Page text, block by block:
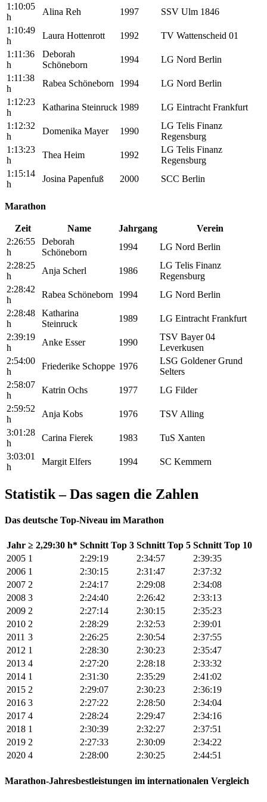
1:10:05
h
Alina Reh 1997
SSV Ulm 1846
1:10:49
h
Laura Hottenrott 1992
TV Wattenscheid 01
1:11:36
h
Deborah
Schöneborn
1994
LG Nord Berlin
1:11:38
h
Rabea Schöneborn 1994
LG Nord Berlin
1:12:23
h
Katharina Steinruck 1989
LG Eintracht Frankfurt
1:12:32
h
Domenika Mayer 1990
LG Telis Finanz
Regensburg
1:13:23
h
Thea Heim 1992
LG Telis Finanz
Regensburg
1:15:14
h
Josina Papenfuß 2000 SCC Berlin
Marathon
Zeit Name Jahrgang
Verein
2:26:55
h
Deborah
Schöneborn
1994
LG Nord Berlin
2:28:25
h
Anja Scherl 1986
LG Telis Finanz
Regensburg
2:28:42
h
Rabea Schöneborn 1994
LG Nord Berlin
2:28:48
h
Katharina
Steinruck
1989
LG Eintracht Frankfurt
2:39:19
h
Anke Esser 1990
TSV Bayer 04
Leverkusen
2:54:00
h
Friederike Schoppe 1976
LSG Goldener Grund
Selters
2:58:07
h
Katrin Ochs 1977
LG Filder
2:59:52
h
Anja Kobs 1976
TSV Alling
3:01:28
h
Carina Fierek 1983
TuS Xanten
3:03:01
h
Margit Elfers 1994 SC Kemmern
Statistik – Das sagen die Zahlen
Das deutsche Top-Niveau im Marathon
Jahr ≥ 2,29:30 h* Schnitt Top 3 Schnitt Top 5 Schnitt Top 10
2005 1 2:29:19 2:34:57
2:39:35
2006 1 2:30:15 2:31:47
2:37:32
2007 2 2:24:17 2:29:08
2:34:08
2008 3 2:24:40 2:26:42
2:33:13
2009 2 2:27:14 2:30:15
2:35:23
2010 2 2:28:29 2:32:53
2:39:01
2011 3 2:26:25 2:30:54
2:37:55
2012 1 2:28:30 2:30:23
2:35:47
2013 4 2:27:20 2:28:18
2:33:32
2014 1 2:31:30 2:35:29
2:41:02
2015 2 2:29:07 2:30:23
2:36:19
2016 3 2:27:22 2:28:50
2:34:04
2017 4 2:28:24 2:29:47
2:34:16
2018 1 2:30:39 2:32:27
2:37:51
2019 2 2:27:33 2:30:09
2:34:22
2020 4 2:28:00 2:30:25 2:44:51
Marathon-Jahresbestleistungen im internationalen Vergleich